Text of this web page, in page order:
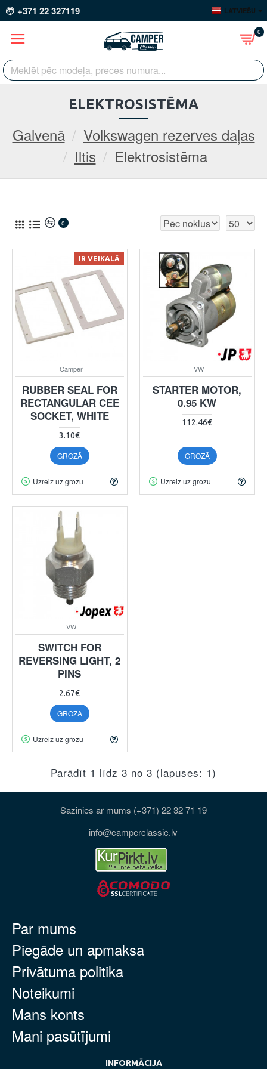
+371 22 327119 LATVIEŠU
0
Galvenā
Volkswagen rezerves daļas
Iltis
Elektrosistēma
ELEKTROSISTĒMA
0
IR VEIKALĀ
Camper
RUBBER SEAL FOR
RECTANGULAR CEE
SOCKET, WHITE
3.10€
GROZĀ
Uzreiz uz grozu
VW
STARTER MOTOR,
0.95 KW
112.46€
GROZĀ
Uzreiz uz grozu
VW
SWITCH FOR
REVERSING LIGHT, 2
PINS
2.67€
GROZĀ
Uzreiz uz grozu
Parādīt 1 līdz 3 no 3 (lapuses: 1)
Sazinies ar mums (+371) 22 32 71 19
info@camperclassic.lv
Par mums
Piegāde un apmaksa
Privātuma politika
Noteikumi
Mans konts
Mani pasūtījumi
INFORMĀCIJA